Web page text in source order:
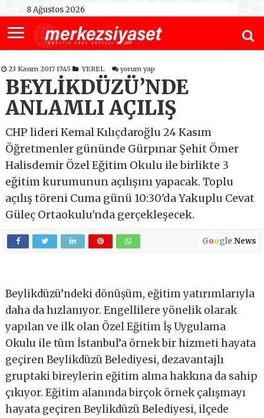
8 Ağustos 2026
23 Kasım 2017 17:45 YEREL yorum yap
BEYLİKDÜZÜ’NDE
ANLAMLI AÇILIŞ
CHP lideri Kemal Kılıçdaroğlu 24 Kasım
Öğretmenler gününde Gürpınar Şehit Ömer
Halisdemir Özel Eğitim Okulu ile birlikte 3
eğitim kurumunun açılışını yapacak. Toplu
açılış töreni Cuma günü 10:30'da Yakuplu Cevat
Güleç Ortaokulu'nda gerçekleşecek.
Google News
Beylikdüzü’ndeki dönüşüm, eğitim yatırımlarıyla
daha da hızlanıyor. Engellilere yönelik olarak
yapılan ve ilk olan Özel Eğitim İş Uygulama
Okulu ile tüm İstanbul’a örnek bir hizmeti hayata
geçiren Beylikdüzü Belediyesi, dezavantajlı
gruptaki bireylerin eğitim alma hakkına da sahip
çıkıyor. Eğitim alanında birçok örnek çalışmayı
hayata geçiren Beylikdüzü Belediyesi, ilçede